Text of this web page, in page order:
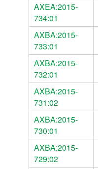
AXEA:2015-
734:01
AXBA:2015-
733:01
AXBA:2015-
732:01
AXBA:2015-
731:02
AXBA:2015-
730:01
AXBA:2015-
729:02